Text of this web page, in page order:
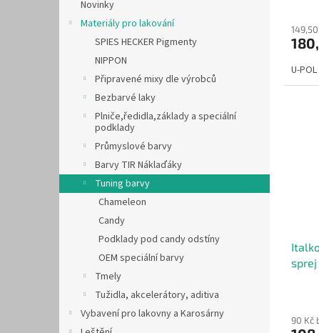
Novinky
Materiály pro lakování
SPIES HECKER Pigmenty
NIPPON
Připravené mixy dle výrobců
Bezbarvé laky
Plniče,ředidla,základy a speciální
podklady
Průmyslové barvy
Barvy TIR Náklaďáky
Tuning barvy
Chameleon
Candy
Podklady pod candy odstíny
OEM speciální barvy
Tmely
Tužidla, akcelerátory, aditiva
Vybavení pro lakovny a Karosárny
U-
sprej
90 Kč